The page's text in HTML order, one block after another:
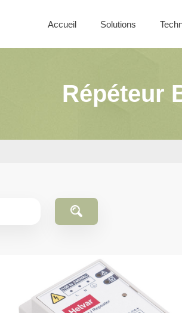
Accueil Solutions
Nos offres
Répéteur